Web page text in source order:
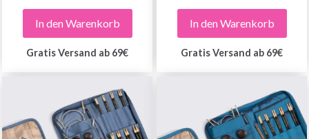
In den Warenkorb
Gratis Versand ab 69€
In den Warenkorb
Gratis Versand ab 69€